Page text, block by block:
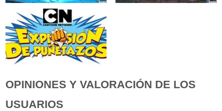
OPINIONES Y VALORACIÓN DE LOS
USUARIOS